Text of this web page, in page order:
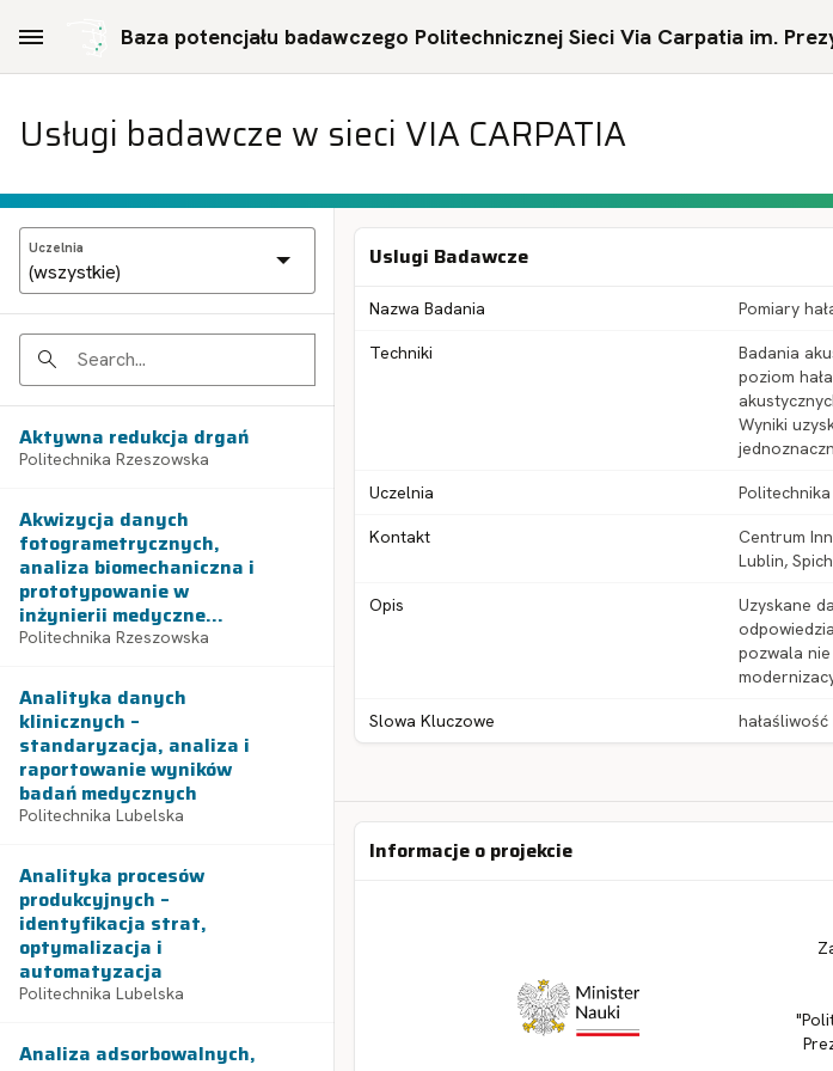
Baza potencjału badawczego Politechnicznej Sieci Via Carpatia im.
Usługi badawcze w sieci VIA CARPATIA
Uczelnia
Search
Aktywna redukcja drgań
Politechnika Rzeszowska
Akwizycja danych
fotogrametrycznych,
analiza biomechaniczna i
prototypowanie w
inżynierii medyczne...
Politechnika Rzeszowska
Analityka danych
klinicznych –
standaryzacja, analiza i
raportowanie wyników
badań medycznych
Politechnika Lubelska
Analityka procesów
produkcyjnych –
identyfikacja strat,
optymalizacja i
automatyzacja
Politechnika Lubelska
Analiza adsorbowalnych,
Uslugi Badawcze
Nazwa Badania Pomiary
Techniki
Badania
poziom
Wyniki
Uczelnia
Kontakt
Centrum
Lublin,
Opis
Uzyskane
pozwala
Slowa Kluczowe
Informacje o projekcie